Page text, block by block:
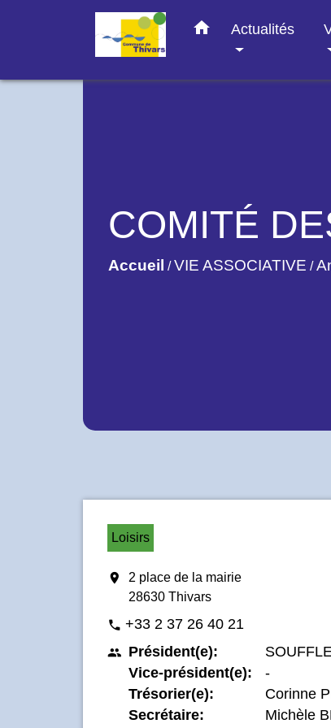
home Actualités
COMITÉ
Accueil /VIE ASSOCIATIVE /
Loisirs
location_on
2 place de la mairie
28630 Thivars
phone +33 2 37 26 40 21
people Président(e):
Vice-président(e):
Trésorier(e):
Secrétaire:
-
Corinne
Michèle